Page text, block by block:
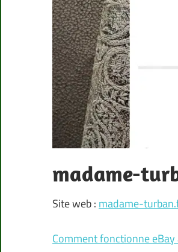
madame-
Site web : madame-
Comment fonctionne